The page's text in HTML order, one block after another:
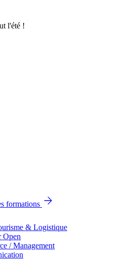
l'été !
formations
& Logistique
Open
/ Management